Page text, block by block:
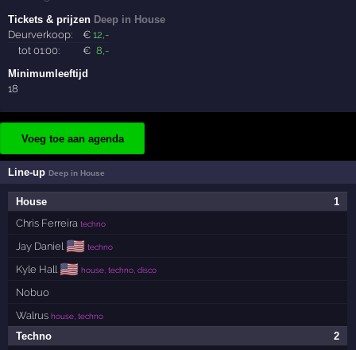
Tickets & prijzen Deep in House
Deurverkoop:
€12 ,-
tot 01:00:
€ 8 ,-
Minimumleeftijd
18
Voeg toe aan agenda
Line-upDeep in House
1
House
Chris Ferreira techno
Jay Daniel 🇺🇸 techno
Kyle Hall 🇺🇸 house, techno, disco
Nobuo
Walrus house, techno
2
Techno